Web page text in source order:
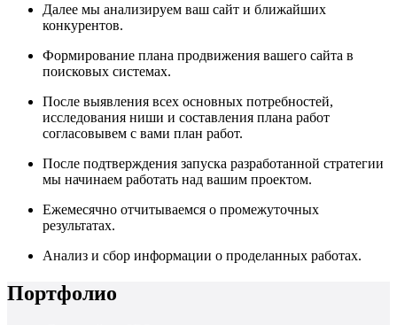
Далее мы анализируем ваш сайт и ближайших
конкурентов.
Формирование плана продвижения вашего сайта в
поисковых системах.
После выявления всех основных потребностей,
исследования ниши и составления плана работ
согласовывем с вами план работ.
После подтверждения запуска разработанной стратегии
мы начинаем работать над вашим проектом.
Ежемесячно отчитываемся о промежуточных
результатах.
Анализ и сбор информации о проделанных работах.
Портфолио